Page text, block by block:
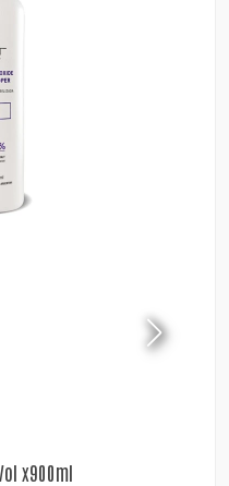
x900ml